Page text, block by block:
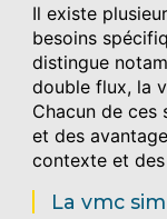
Il existe
besoins
distingue
double flux, la
Chacun de ces
et des
contexte et
La vmc